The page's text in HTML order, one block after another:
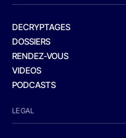
DECRYPTAGES
DOSSIERS
RENDEZ-VOUS
VIDEOS
PODCASTS
LEGAL